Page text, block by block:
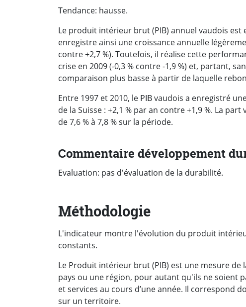
Tendance: hausse.
Le produit intérieur brut (PIB) annuel vaudois est
enregistre ainsi une croissance annuelle
contre +2,7 %). Toutefois, il réalise cette
crise en 2009 (-0,3 % contre -1,9 %) et, partant,
comparaison plus basse à partir de laquelle
Entre 1997 et 2010, le PIB vaudois a enregistré
de la Suisse : +2,1 % par an contre +1,9 %. La
de 7,6 % à 7,8 % sur la période.
Commentaire développement
Evaluation: pas d'évaluation de la durabilité.
Méthodologie
L'indicateur montre l'évolution du produit
constants.
Le Produit intérieur brut (PIB) est une mesure
pays ou une région, pour autant qu'ils ne soient
et services au cours d’une année. Il correspond
sur un territoire.